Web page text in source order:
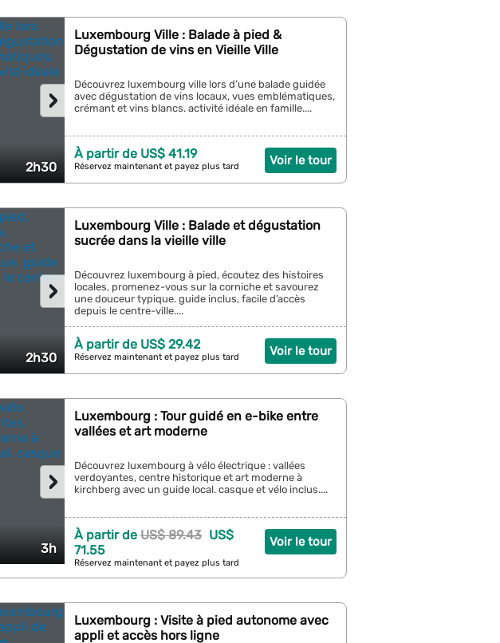
2h30
›
Luxembourg Ville : Balade à pied &
Dégustation de vins en Vieille Ville
Découvrez luxembourg ville lors d’une balade guidée
avec dégustation de vins locaux, vues emblématiques,
crémant et vins blancs. activité idéale en famille....
Voir le tour
À partir de US$ 41.19
Réservez maintenant et payez plus tard
2h30
›
Luxembourg Ville : Balade et dégustation
sucrée dans la vieille ville
Découvrez luxembourg à pied, écoutez des histoires
locales, promenez-vous sur la corniche et savourez
une douceur typique. guide inclus, facile d’accès
depuis le centre-ville....
Voir le tour
À partir de US$ 29.42
Réservez maintenant et payez plus tard
3h
›
Luxembourg : Tour guidé en e-bike entre
vallées et art moderne
Découvrez luxembourg à vélo électrique : vallées
verdoyantes, centre historique et art moderne à
kirchberg avec un guide local. casque et vélo inclus....
Voir le tour
À partir de US$ 89.43 US$
71.55
Réservez maintenant et payez plus tard
Luxembourg : Visite à pied autonome avec
appli et accès hors ligne